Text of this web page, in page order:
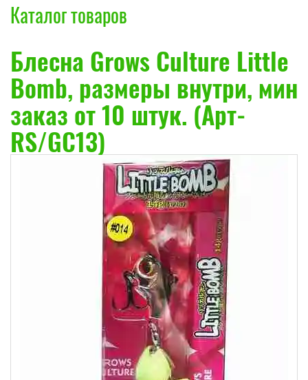
Каталог товаров
Блесна Grows Culture Little
Bomb, размеры внутри, мин
заказ от 10 штук. (Арт-
RS/GC13)